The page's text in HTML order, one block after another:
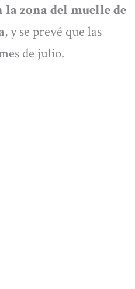
la zona del muelle de
, y se prevé que las
de julio.